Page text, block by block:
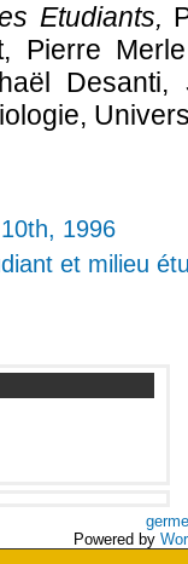
Etudiants,
Pierre
Desanti,
1996
et milieu
Powered by